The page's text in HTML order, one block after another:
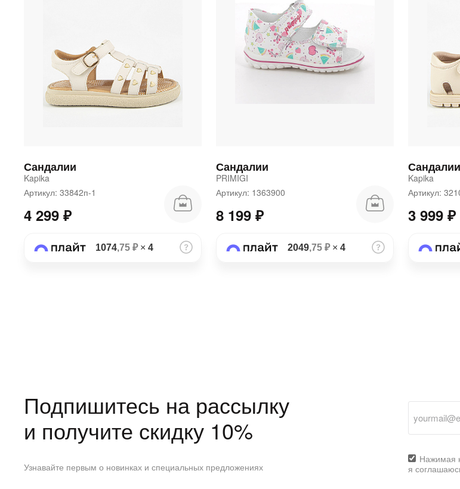
Сандалии
Kapika
Артикул: 33842п-1
4 299 ₽
1074,75 ₽× 4
Сандалии
PRIMIGI
Артикул: 1363900
8 199 ₽
2049,75 ₽× 4
Сандалии
Kapika
Артикул:
3 999 ₽
Подпишитесь на рассылку
и получите скидку 10%
Узнавайте первым о новинках и специальных предложениях
Нажимая
я